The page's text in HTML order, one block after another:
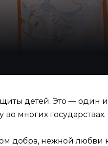
детей. Это — один
многих
добра, нежной